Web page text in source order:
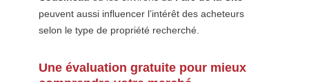
peuvent aussi influencer l’intérêt des acheteurs
selon le type de propriété recherché.
Une évaluation gratuite pour mieux